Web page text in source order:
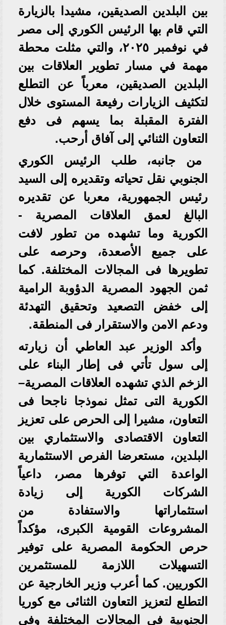
بين البلدين الصديقين، مشيدا بالزيارة
التي قام بها الرئيس الكوري إلى مصر
في نوفمبر ٢٠٢٥، والتي مثلت محطة
مهمة في مسار تطوير العلاقات بين
البلدين الصديقين، معرباً عن التطلع
لتكثيف الزيارات رفيعة المستوى خلال
الفترة المقبلة بما يسهم فى دفع
التعاون الثنائي إلى آفاق أرحب.
من جانبه، طلب الرئيس الكوري
الجنوبي نقل تحياته وتقديره إلى السيد
رئيس الجمهورية، معربا عن تقديره
البالغ لعمق العلاقات المصرية -
الكورية وما تشهده من تطور لافت
على جميع الأصعدة، وحرصه على
تطويرها فى المجالات المختلفة. كما
ثمن الجهود المصرية الدؤوبة الرامية
إلى خفض التصعيد وتحقيق التهدئة
ودعم الامن والاستقرار فى المنطقة.
وأكد الوزير عبد العاطي أن زيارته
إلى سول تأتي فى إطار البناء على
الزخم الذي تشهده العلاقات المصرية–
الكورية التى تمثل نموذجا ناجحا فى
التعاون، مشيرا إلى الحرص على تعزيز
التعاون الاقتصادى والاستثماري بين
البلدين، مستعرضا الفرص الاستثمارية
الواعدة التي توفرها مصر، داعياً
الشركات الكورية إلى زيادة
استثماراتها والاستفادة من
المشروعات القومية الكبرى، مؤكداً
حرص الحكومة المصرية على توفير
التسهيلات اللازمة للمستثمرين
الكوريين. كما أعرب وزير الخارجية عن
التطلع لتعزيز التعاون الثنائى مع كوريا
الجنوبية في المجالات المختلفة وفى